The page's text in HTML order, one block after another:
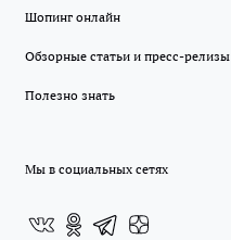
Шопинг онлайн
Обзорные статьи и пресс-релизы
Полезно знать
Мы в социальных сетях